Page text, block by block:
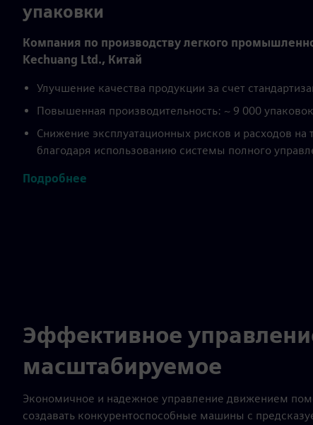
упаковки
Компания по производству легкого
Kechuang Ltd., Китай
Улучшение качества продукции за счет
Повышенная производительность: ~ 9 000
Снижение эксплуатационных рисков и расходов на
благодаря использованию системы полного
Подробнее
Эффективное
масштабируемое
Экономичное и надежное управление движением
создавать конкурентоспособные машины с